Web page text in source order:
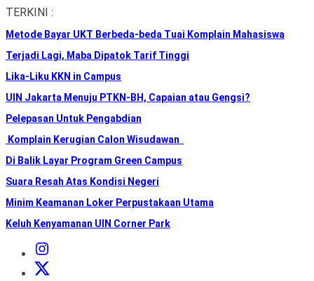
Skip
the
content
TERKINI :
Metode Bayar UKT Berbeda-beda Tuai Komplain Mahasiswa
Terjadi Lagi, Maba Dipatok Tarif Tinggi
Lika-Liku KKN in Campus
UIN Jakarta Menuju PTKN-BH, Capaian atau Gengsi?
Pelepasan Untuk Pengabdian
Komplain Kerugian Calon Wisudawan
Di Balik Layar Program Green Campus
Suara Resah Atas Kondisi Negeri
Minim Keamanan Loker Perpustakaan Utama
Keluh Kenyamanan UIN Corner Park
Instagram
Institut
X